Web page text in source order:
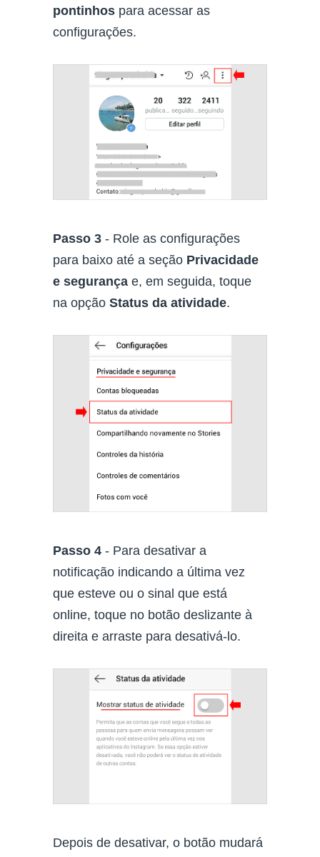
pontinhos para acessar as
configurações.
Passo 3 - Role as configurações
para baixo até a seção Privacidade
e segurança e, em seguida, toque
na opção Status da atividade.
Passo 4 - Para desativar a
notificação indicando a última vez
que esteve ou o sinal que está
online, toque no botão deslizante à
direita e arraste para desativá-lo.
Depois de desativar, o botão mudará